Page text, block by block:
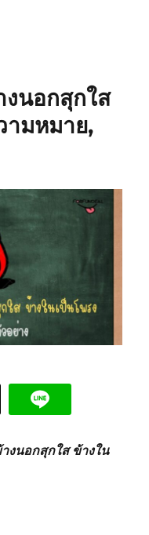
นอกสุกใส
ามหมาย,
งนอกสุกใส ข้างใน